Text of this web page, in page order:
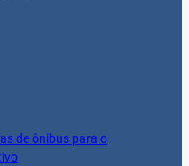
de ônibus para o